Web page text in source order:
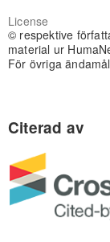
License
© respektive
material ur
För övriga